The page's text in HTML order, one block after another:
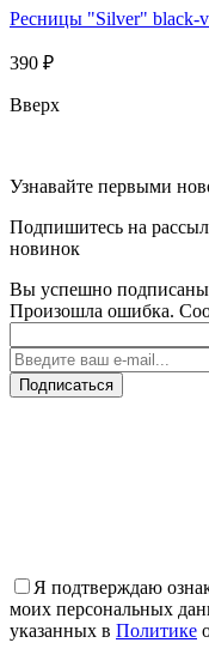
Ресницы "Silver" black-
390 ₽
Вверх
Узнавайте первыми
Подпишитесь на
новинок
Вы успешно подписаны
Произошла ошибка.
Подписаться
Я подтверждаю
моих персональных
указанных в Политике